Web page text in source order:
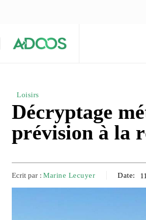
Loisirs
Décryptage
prévision à la
Ecrit par : Marine Lecuyer Date: